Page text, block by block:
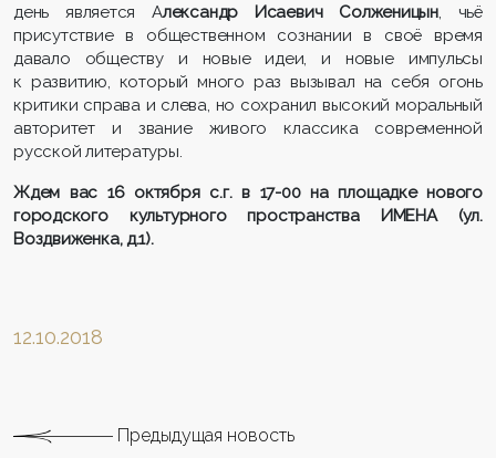
день является Александр Исаевич Солженицын , чьё
присутствие в общественном сознании в своё время
давало обществу и новые идеи, и новые импульсы
к развитию, который много раз вызывал на себя огонь
критики справа и слева, но сохранил высокий моральный
авторитет и звание живого классика современной
русской литературы.
Ждем вас 16 октября с.г. в 17-00 на площадке нового
городского культурного пространства ИМЕНА (ул.
Воздвиженка, д.1).
12.10.2018
Предыдущая новость